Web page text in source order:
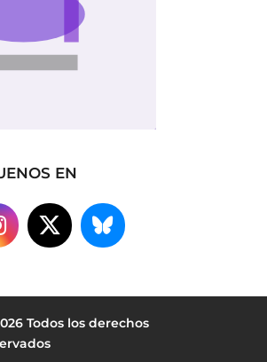
EN
Todos los derechos